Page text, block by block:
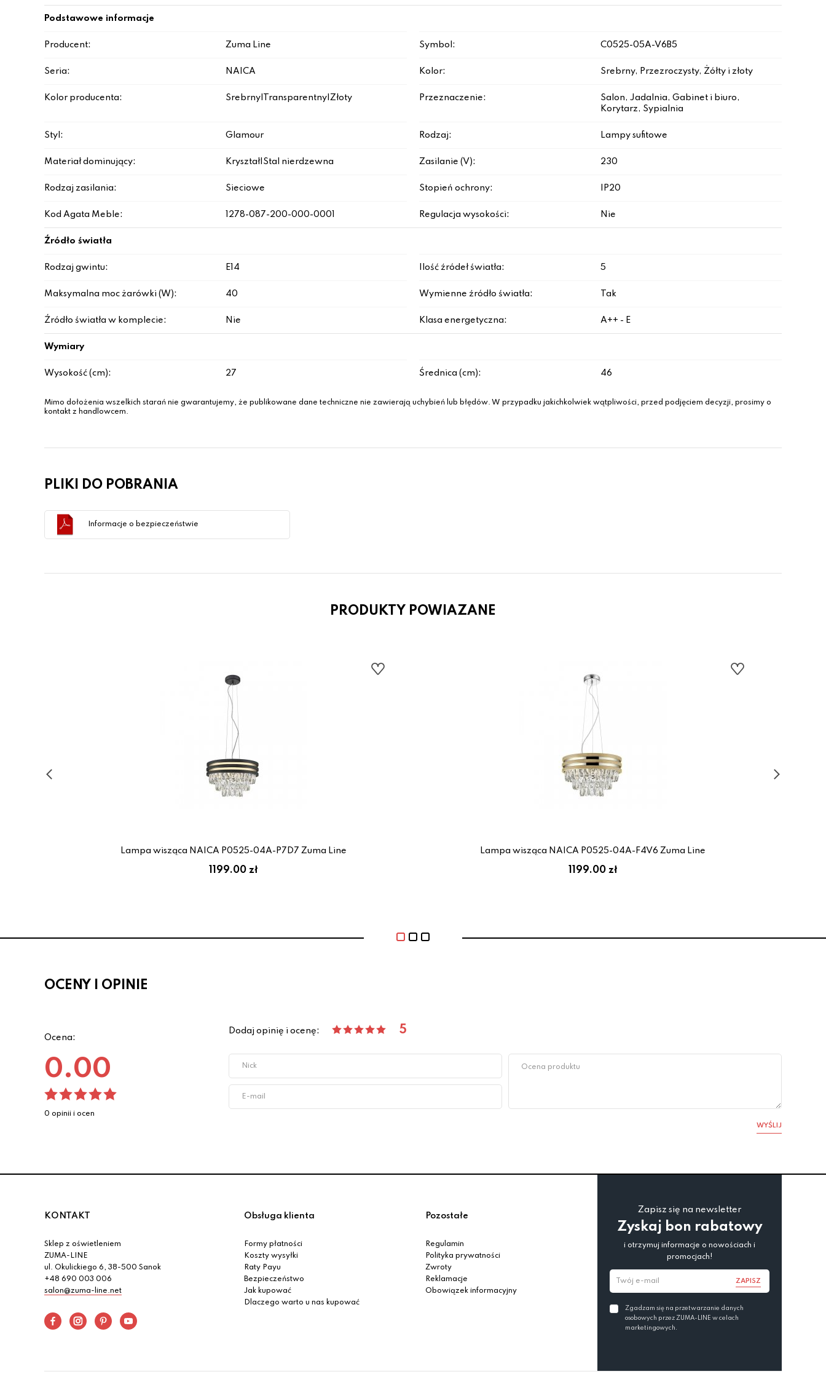
Podstawowe informacje
Producent: Zuma Line Symbol: C0525-05A-V6B5
Seria: NAICA Kolor: Srebrny, Przezroczysty, Żółty i złoty
Kolor producenta: Srebrny|Transparentny|Złoty Przeznaczenie:
Salon, Jadalnia, Gabinet i biuro,
Korytarz, Sypialnia
Styl: Glamour Rodzaj: Lampy sufitowe
Materiał dominujący: Kryształ|Stal nierdzewna Zasilanie (V): 230
Rodzaj zasilania: Sieciowe Stopień ochrony: IP20
Kod Agata Meble: 1278-087-200-000-0001 Regulacja wysokości: Nie
Źródło światła
Rodzaj gwintu: E14 Ilość źródeł światła: 5
Maksymalna moc żarówki (W): 40 Wymienne źródło światła: Tak
Źródło światła w komplecie: Nie Klasa energetyczna: A++ - E
Wymiary
Wysokość (cm): 27 Średnica (cm): 46
Mimo dołożenia wszelkich starań nie gwarantujemy, że publikowane dane techniczne nie zawierają uchybień lub błędów. W przypadku jakichkolwiek wątpliwości, przed podjęciem decyzji, prosimy o
kontakt z handlowcem.
PLIKI DO POBRANIA
Informacje o bezpieczeństwie
PRODUKTY POWIAZANE
Lampa wisząca NAICA P0525-04A-P7D7 Zuma Line
1199.00 zł
Lampa wisząca NAICA P0525-04A-F4V6 Zuma Line
1199.00 zł
OCENY I OPINIE
Ocena:
0.00
0 opinii i ocen
Dodaj opinię i ocenę: 5
WYŚLIJ
KONTAKT
Sklep z oświetleniem
ZUMA-LINE
ul. Okulickiego 6, 38-500 Sanok
+48 690 003 006
salon@zuma-line.net
Obsługa klienta
Formy płatności
Koszty wysyłki
Raty Payu
Bezpieczeństwo
Jak kupować
Dlaczego warto u nas kupować
Pozostałe
Regulamin
Polityka prywatności
Zwroty
Reklamacje
Obowiązek informacyjny
Zapisz się na newsletter
Zyskaj bon rabatowy
i otrzymuj informacje o nowościach i
promocjach!
ZAPISZ
Zgadzam się na przetwarzanie danych
osobowych przez ZUMA-LINE w celach
marketingowych.